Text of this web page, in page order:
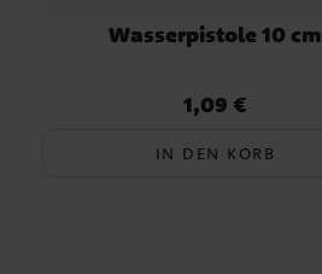
Wasserpistole 10 cm
Preis:1,09 €
1,09 €
IN DEN KORB